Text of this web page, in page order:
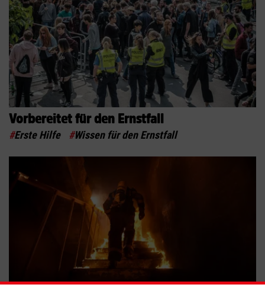
Vorbereitet für den Ernstfall
#Erste Hilfe #Wissen für den Ernstfall